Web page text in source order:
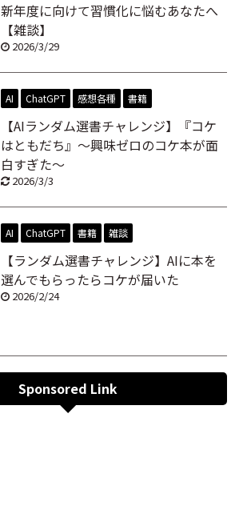
新年度に向けて習慣化に悩むあなたへ
【雑談】
2026/3/29
AI ChatGPT 感想各種 書籍
【AIランダム選書チャレンジ】『コケ
はともだち』～興味ゼロのコケ本が面
白すぎた～
2026/3/3
AI ChatGPT 書籍 雑談
【ランダム選書チャレンジ】AIに本を
選んでもらったらコケが届いた
2026/2/24
Sponsored Link